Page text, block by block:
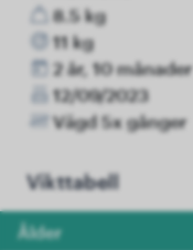
8.5 kg
11 kg
2 år, 10 månader
12/09/2023
Vägd 5x gånger
Vikttabell
Ålder